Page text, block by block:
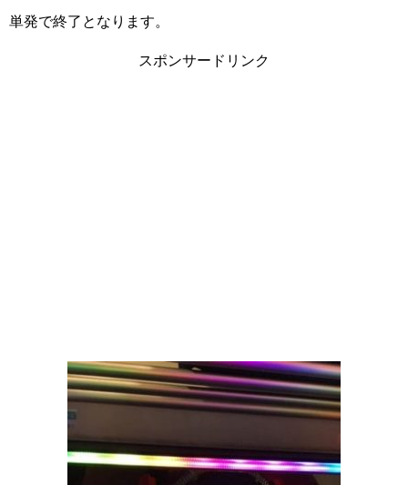
単発で終了となります。
スポンサードリンク